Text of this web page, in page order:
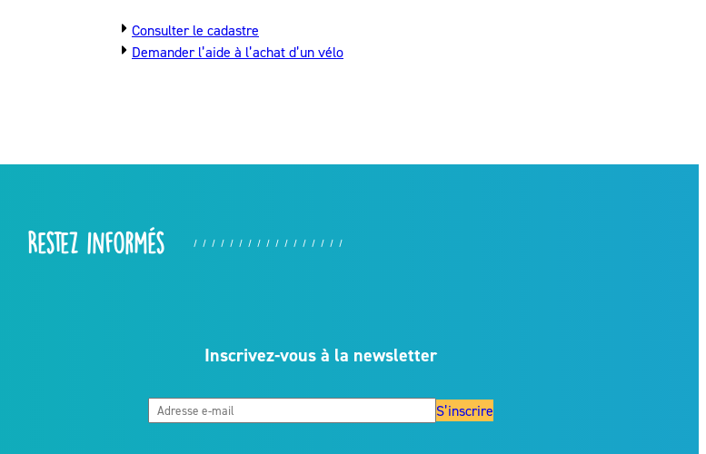
Consulter le cadastre
Demander l’aide à l’achat d’un vélo
Restez informés
Inscrivez-vous à la newsletter
S’inscrire